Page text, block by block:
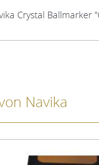
Crystal Ballmarker
Navika